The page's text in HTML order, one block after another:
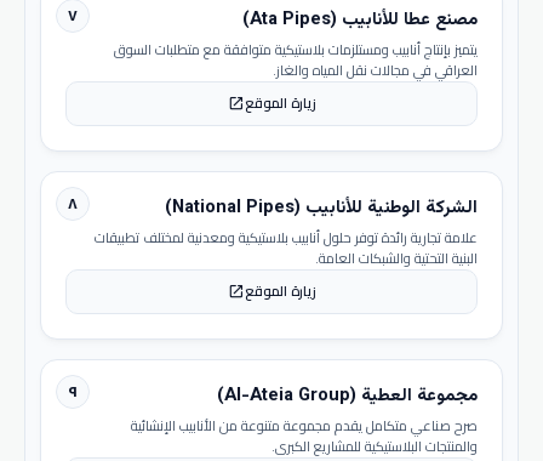
٧ مصنع عطا للأنابيب (Ata Pipes)
يتميز بإنتاج أنابيب ومستلزمات بلاستيكية متوافقة مع متطلبات السوق
العراقي في مجالات نقل المياه والغاز.
زيارة الموقعopen_in_new
٨ الشركة الوطنية للأنابيب (National Pipes)
علامة تجارية رائدة توفر حلول أنابيب بلاستيكية ومعدنية لمختلف تطبيقات
البنية التحتية والشبكات العامة.
زيارة الموقعopen_in_new
٩ مجموعة العطية (Al-Ateia Group)
صرح صناعي متكامل يقدم مجموعة متنوعة من الأنابيب الإنشائية
والمنتجات البلاستيكية للمشاريع الكبرى.